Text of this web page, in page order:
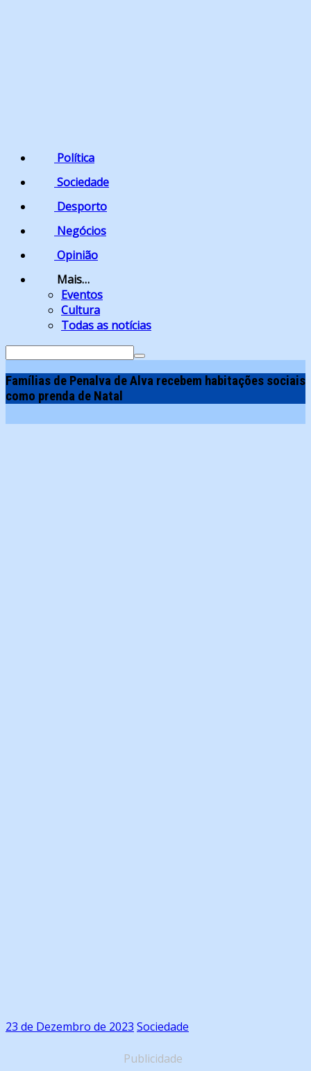
Política
Sociedade
Desporto
Negócios
Opinião
Mais…
Eventos
Cultura
Todas as notícias
Search
Famílias de Penalva de Alva recebem habitações sociais
como prenda de Natal
23 de Dezembro de 2023 Sociedade
Publicidade